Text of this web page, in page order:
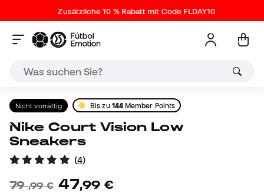
Zusätzliche 10 % Rabatt mit Code FLDAY10
Nicht vorrättig Bis zu 144Member Points
Nike Court Vision Low
Sneakers
(4)
79,99 € 47,99 €